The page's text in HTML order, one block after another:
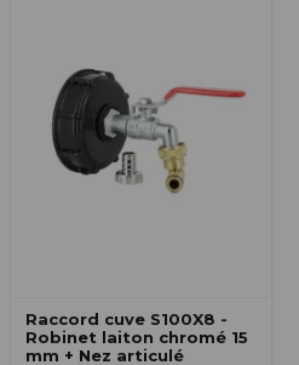
Raccord cuve S100X8 -
Robinet laiton chromé 15
mm + Nez articulé